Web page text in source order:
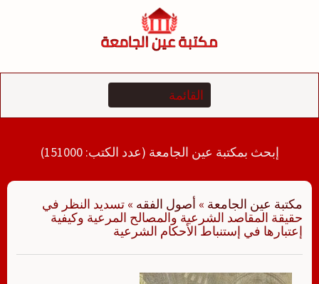
إبحث بمكتبة عين الجامعة (عدد الكتب: 151000)
مكتبة عين الجامعة » أصول الفقه » تسديد النظر في
حقيقة المقاصد الشرعية والمصالح المرعية وكيفية
إعتبارها في إستنباط الأحكام الشرعية